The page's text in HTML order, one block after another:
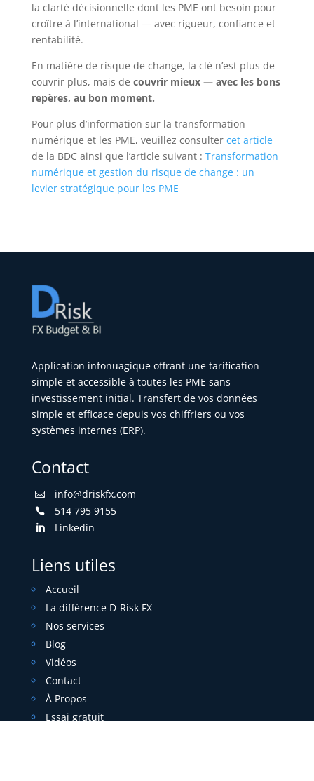
la clarté décisionnelle dont les PME ont besoin pour
croître à l’international — avec rigueur, confiance et
rentabilité.
En matière de risque de change, la clé n’est plus de
couvrir plus, mais de couvrir mieux — avec les bons
repères, au bon moment.
Pour plus d’information sur la transformation
numérique et les PME, veuillez consulter cet article
de la BDC ainsi que l’article suivant : Transformation
numérique et gestion du risque de change : un
levier stratégique pour les PME
Application infonuagique offrant une tarification
simple et accessible à toutes les PME sans
investissement initial. Transfert de vos données
simple et efficace depuis vos chiffriers ou vos
systèmes internes (ERP).
Contact
 info@driskfx.com
 514 795 9155
 Linkedin
Liens utiles
Accueil
La différence D-Risk FX
Nos services
Blog
Vidéos
Contact
À Propos
Essai gratuit